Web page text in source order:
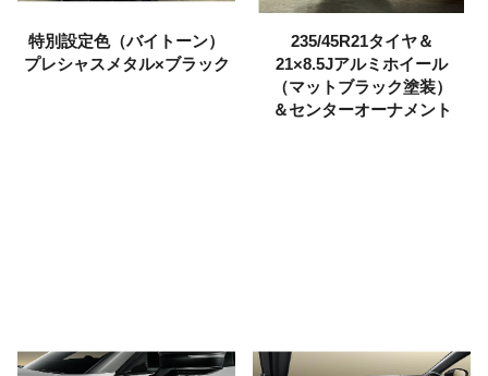
特別設定色（バイトーン）
プレシャスメタル×ブラック
235/45R21タイヤ＆
21×8.5Jアルミホイール
（マットブラック塗装）
＆センターオーナメント